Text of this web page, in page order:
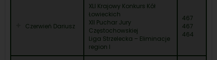
Czerwień Dariusz
XLI Krajowy Konkurs Kół
Łowieckich
XII Puchar Jury
Częstochowskiej
Liga Strzelecka – Eliminacje
region I
467
467
464